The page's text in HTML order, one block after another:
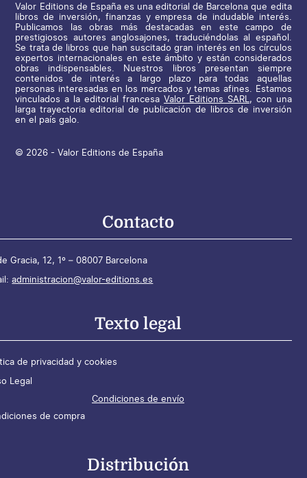
Valor Editions de España es una editorial de Barcelona que edita
libros de inversión, finanzas y empresa de indudable interés.
Publicamos las obras más destacadas en este campo de
prestigiosos autores anglosajones, traduciéndolas al español.
Se trata de libros que han suscitado gran interés en los círculos
expertos internacionales en este ámbito y están considerados
obras indispensables. Nuestros libros presentan siempre
contenidos de interés a largo plazo para todas aquellas
personas interesadas en los mercados y temas afines. Estamos
vinculados a la editorial francesa Valor Editions SARL, con una
larga trayectoria editorial de publicación de libros de inversión
en el país galo.
© 2026 - Valor Editions de España
Contacto
Gracia, 12, 1º – 08007 Barcelona
administracion@valor-editions.es
Texto legal
de privacidad y cookies
Legal
Condiciones de envío
de compra
Distribución